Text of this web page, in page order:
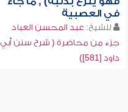
في العصبية
للشيخ: عبد المحسن العباد
جزء من محاضرة ( شرح سنن أبي
داود [581])